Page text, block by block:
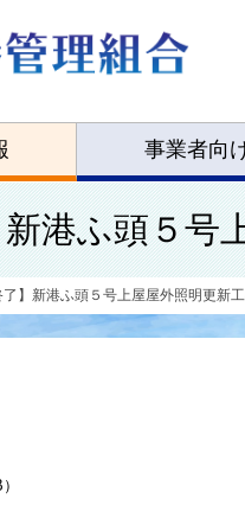
事業者向
港ふ頭５号
了】新港ふ頭５号上屋屋外照明更新工